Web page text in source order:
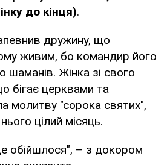
до кінця).
дружину, що
живим, бо командир його
шаманів. Жінка зі свого
бігає церквами та
молитву "сорока святих",
цілий місяць.
обійшлося", – з докором